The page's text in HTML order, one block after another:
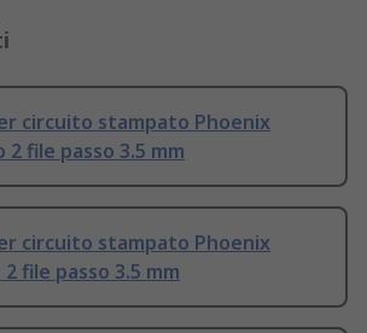
circuito stampato Phoenix
file passo 3.5 mm
circuito stampato Phoenix
file passo 3.5 mm